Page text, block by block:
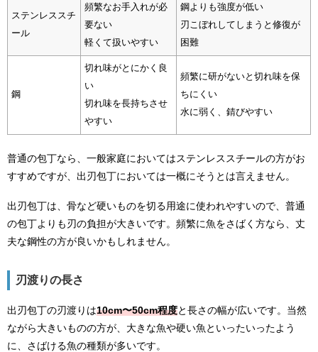
ステンレススチ
ール
頻繁なお手入れが必
要ない
軽くて扱いやすい
鋼よりも強度が低い
刃こぼれしてしまうと修復が
困難
鋼
切れ味がとにかく良
い
切れ味を長持ちさせ
やすい
頻繁に研がないと切れ味を保
ちにくい
水に弱く、錆びやすい
普通の包丁なら、一般家庭においてはステンレススチールの方がお
すすめですが、出刃包丁においては一概にそうとは言えません。
出刃包丁は、骨など硬いものを切る用途に使われやすいので、普通
の包丁よりも刃の負担が大きいです。頻繁に魚をさばく方なら、丈
夫な鋼性の方が良いかもしれません。
刃渡りの長さ
出刃包丁の刃渡りは10cm〜50cm程度と長さの幅が広いです。当然
ながら大きいものの方が、大きな魚や硬い魚といったいったよう
に、さばける魚の種類が多いです。